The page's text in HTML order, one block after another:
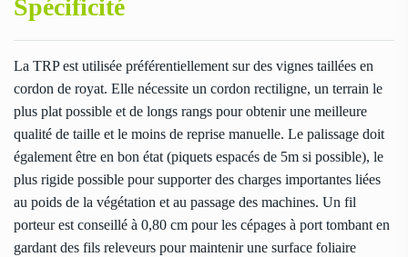
Spécificité
La TRP est utilisée préférentiellement sur des vignes taillées en
cordon de royat. Elle nécessite un cordon rectiligne, un terrain le
plus plat possible et de longs rangs pour obtenir une meilleure
qualité de taille et le moins de reprise manuelle. Le palissage doit
également être en bon état (piquets espacés de 5m si possible), le
plus rigide possible pour supporter des charges importantes liées
au poids de la végétation et au passage des machines. Un fil
porteur est conseillé à 0,80 cm pour les cépages à port tombant en
gardant des fils releveurs pour maintenir une surface foliaire